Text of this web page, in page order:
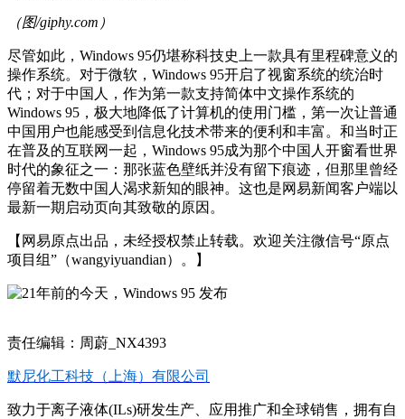
（图/giphy.com）
尽管如此，Windows 95仍堪称科技史上一款具有里程碑意义的
操作系统。对于微软，Windows 95开启了视窗系统的统治时
代；对于中国人，作为第一款支持简体中文操作系统的
Windows 95，极大地降低了计算机的使用门槛，第一次让普通
中国用户也能感受到信息化技术带来的便利和丰富。和当时正
在普及的互联网一起，Windows 95成为那个中国人开窗看世界
时代的象征之一：那张蓝色壁纸并没有留下痕迹，但那里曾经
停留着无数中国人渴求新知的眼神。这也是网易新闻客户端以
最新一期启动页向其致敬的原因。
【网易原点出品，未经授权禁止转载。欢迎关注微信号“原点
项目组”（wangyiyuandian）。】
责任编辑：周蔚_NX4393
默尼化工科技（上海）有限公司
致力于离子液体(ILs)研发生产、应用推广和全球销售，拥有自